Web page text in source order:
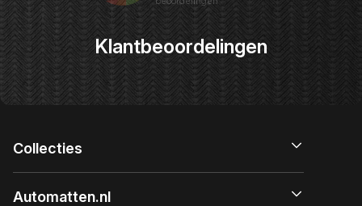
Klantbeoordelingen
Collecties
Automatten.nl